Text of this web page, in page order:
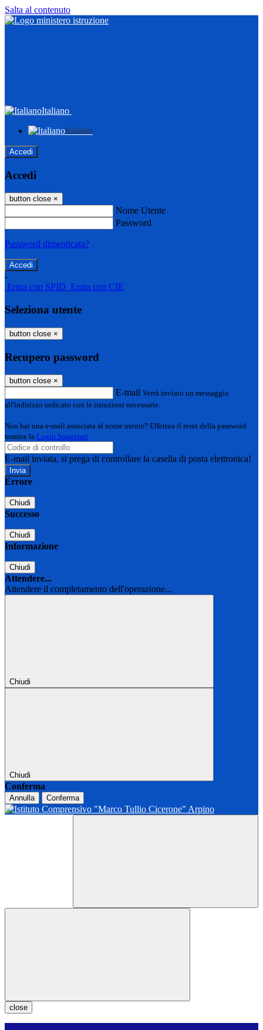
Salta al contenuto
Italiano
Italiano
Accedi
Accedi
button close ×
Nome Utente
Password
Password dimenticata?
-
Entra con SPID Entra con CIE
Seleziona utente
button close ×
Recupero password
button close ×
E-mail Verrà inviato un messaggio
all'indirizzo indicato con le istruzioni necessarie.
Non hai una e-mail associata al nome utente? Effettua il reset della password
tramite la Login Spaggiari
E-mail inviata, si prega di controllare la casella di posta elettronica!
Errore
Chiudi
Successo
Chiudi
Informazione
Chiudi
Attendere...
Attendere il completamento dell'operazione...
Chiudi
Chiudi
Conferma
Annulla Conferma
close